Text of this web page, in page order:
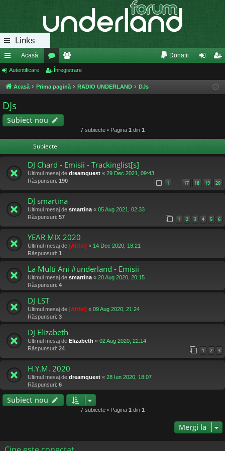
Links
eg
ăt
uri
ra
Acasă
or
u
uri
e
m
Donatii
eg
Autentificare Înregistrare
Acasă Prima pagină RADIO UNDERLAND DJs
DJs
Subiect nou
7 subiecte • Pagina 1 din 1
Subiecte
DJ Chard - Emisii - Trackinglist[s]
Ultimul mesaj de dreamquest « 29 Dec 2021, 09:43
Răspunsuri: 190 1 17 18 19 20
DJ smartina
Ultimul mesaj de smartina « 05 Aug 2021, 02:33
Răspunsuri: 57 1 2 3 4 5 6
YEAR MIX 2020
Ultimul mesaj de [Altfel] « 14 Dec 2020, 18:21
Răspunsuri: 1
La Multi Ani #underland - Emisii
Ultimul mesaj de smartina « 20 Aug 2020, 20:15
Răspunsuri: 4
DJ LST
Ultimul mesaj de [Altfel] « 09 Aug 2020, 21:24
Răspunsuri: 3
DJ Elizabeth
Ultimul mesaj de Elizabeth « 02 Aug 2020, 22:14
Răspunsuri: 24 1 2 3
H.Y.M. 2020
Ultimul mesaj de dreamquest « 28 Iun 2020, 18:07
Răspunsuri: 6
Subiect nou
7 subiecte • Pagina 1 din 1
Mergi la